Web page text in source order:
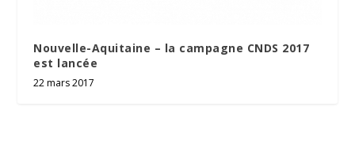
Nouvelle-Aquitaine – la campagne CNDS 2017
est lancée
22 mars 2017